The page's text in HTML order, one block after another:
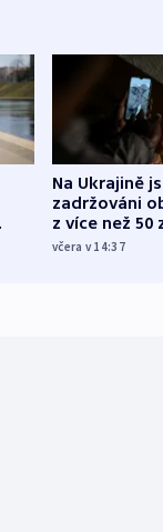
Na Ukrajině
zadržováni
z více než 50
Bojovali na
včera v 14:37